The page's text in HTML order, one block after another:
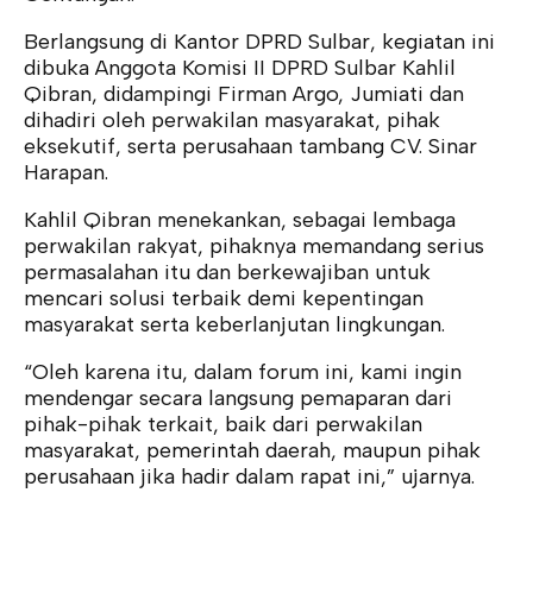
Berlangsung di Kantor DPRD Sulbar, kegiatan ini
dibuka Anggota Komisi II DPRD Sulbar Kahlil
Qibran, didampingi Firman Argo, Jumiati dan
dihadiri oleh perwakilan masyarakat, pihak
eksekutif, serta perusahaan tambang CV. Sinar
Harapan.
Kahlil Qibran menekankan, sebagai lembaga
perwakilan rakyat, pihaknya memandang serius
permasalahan itu dan berkewajiban untuk
mencari solusi terbaik demi kepentingan
masyarakat serta keberlanjutan lingkungan.
“Oleh karena itu, dalam forum ini, kami ingin
mendengar secara langsung pemaparan dari
pihak-pihak terkait, baik dari perwakilan
masyarakat, pemerintah daerah, maupun pihak
perusahaan jika hadir dalam rapat ini,” ujarnya.